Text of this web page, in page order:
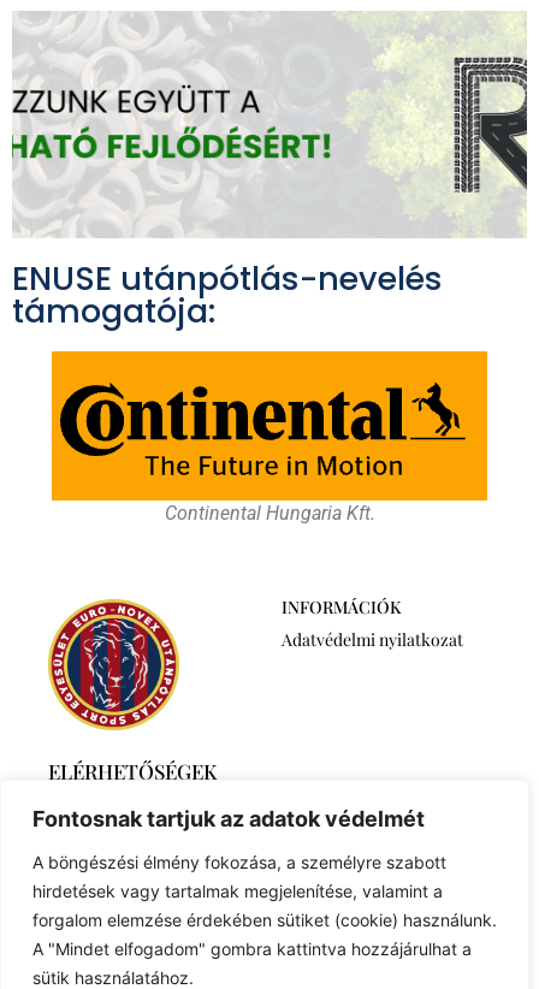
Fontosnak tartjuk az adatok védelmét
A böngészési élmény fokozása, a személyre szabott
hirdetések vagy tartalmak megjelenítése, valamint a
forgalom elemzése érdekében sütiket (cookie) használunk.
A "Mindet elfogadom" gombra kattintva hozzájárulhat a
sütik használatához.
ENUSE utánpótlás-nevelés
támogatója:
Continental Hungaria Kft.
INFORMÁCIÓK
Adatvédelmi nyilatkozat
ELÉRHETŐSÉGEK
2768 Újszilvás,
Ábrahámtelek 511/A
+36 30 6259746
euronovexuse@gmail.com